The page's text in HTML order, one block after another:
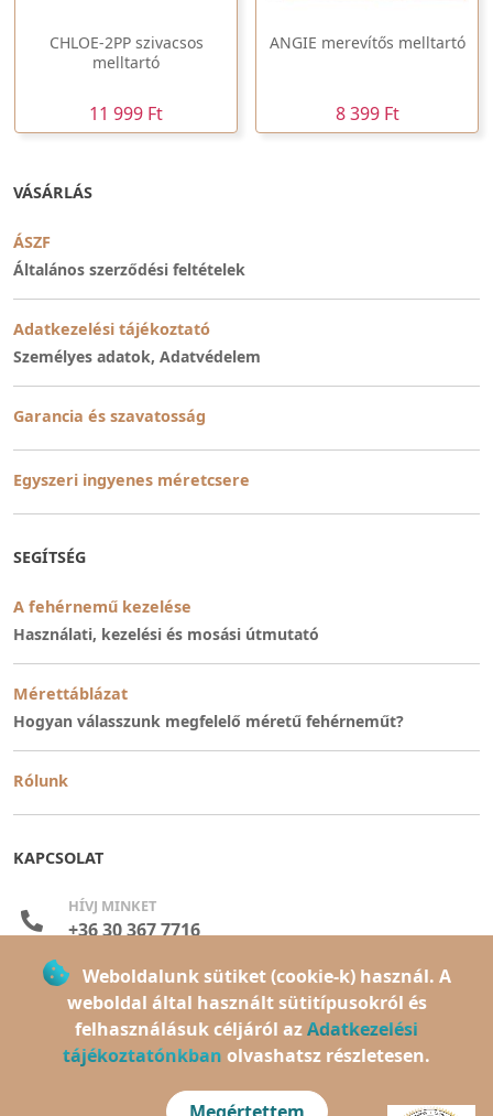
CHLOE-2PP szivacsos
melltartó
11 999 Ft
ANGIE merevítős melltartó
8 399 Ft
Weboldalunk sütiket (cookie-k) használ. A
weboldal által használt sütitípusokról és
felhasználásuk céljáról azAdatkezelési
tájékoztatónkban olvashatsz részletesen.
VÁSÁRLÁS
ÁSZF
Általános szerződési feltételek
Adatkezelési tájékoztató
Személyes adatok, Adatvédelem
Garancia és szavatosság
Egyszeri ingyenes méretcsere
SEGÍTSÉG
A fehérnemű kezelése
Használati, kezelési és mosási útmutató
Mérettáblázat
Hogyan válasszunk megfelelő méretű fehérneműt?
Rólunk
KAPCSOLAT
HÍVJ MINKET
+36 30 367 7716
ELÉRHETŐEK VAGYUNK
hétfő-péntek: 08:00 - 16:00
KÜLDJ ÜZENETET